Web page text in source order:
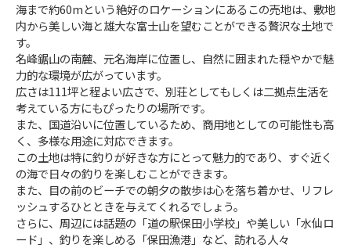
海まで約60mという絶好のロケーションにあるこの売地は、敷地
内から美しい海と雄大な富士山を望むことができる贅沢な土地で
す。
名峰鋸山の南麓、元名海岸に位置し、自然に囲まれた穏やかで魅
力的な環境が広がっています。
広さは111坪と程よい広さで、別荘としてもしくは二拠点生活を
考えている方にもぴったりの場所です。
また、国道沿いに位置しているため、商用地としての可能性も高
く、多様な用途に対応できます。
この土地は特に釣りが好きな方にとって魅力的であり、すぐ近く
の海で日々の釣りを楽しむことができます。
また、目の前のビーチでの朝夕の散歩は心を落ち着かせ、リフレ
ッシュするひとときを与えてくれるでしょう。
さらに、周辺には話題の「道の駅保田小学校」や美しい「水仙ロ
ード」、釣りを楽しめる「保田漁港」など、訪れる人々